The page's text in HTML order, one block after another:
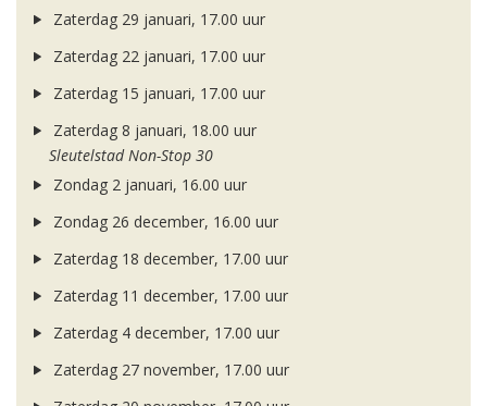
Zaterdag 29 januari, 17.00 uur
Zaterdag 22 januari, 17.00 uur
Zaterdag 15 januari, 17.00 uur
Zaterdag 8 januari, 18.00 uur
Sleutelstad Non-Stop 30
Zondag 2 januari, 16.00 uur
Zondag 26 december, 16.00 uur
Zaterdag 18 december, 17.00 uur
Zaterdag 11 december, 17.00 uur
Zaterdag 4 december, 17.00 uur
Zaterdag 27 november, 17.00 uur